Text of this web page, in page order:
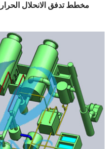
مخطط تدفق الانحلال